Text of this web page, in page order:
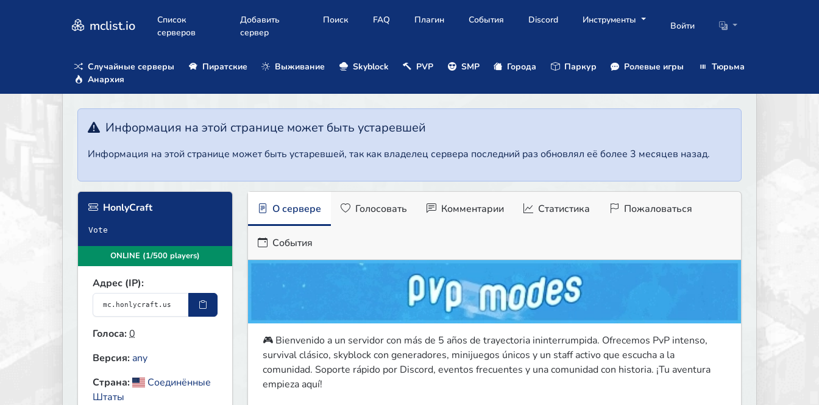
mclist.io
Список
серверов
Добавить
сервер
Поиск FAQ Плагин События Discord Инструменты
Войти
Случайные серверы Пиратские Выживание Skyblock PVP SMP Города Паркур Ролевые игры
Тюрьма
Анархия
Информация на этой странице может быть устаревшей
Информация на этой странице может быть устаревшей, так как владелец сервера последний раз обновлял её более 3 месяцев назад.
HonlyCraft
Vote
ONLINE (1/500 players)
Адрес (IP):
Голоса:0
Версия: any
Страна:
Соединённые
Штаты
О сервере Голосовать Комментарии Статистика Пожаловаться
События
🎮 Bienvenido a un servidor con más de 5 años de trayectoria ininterrumpida. Ofrecemos PvP intenso,
survival clásico, skyblock con generadores, minijuegos únicos y un staff activo que escucha a la
comunidad. Soporte rápido por Discord, eventos frecuentes y una comunidad con historia. ¡Tu aventura
empieza aquí!